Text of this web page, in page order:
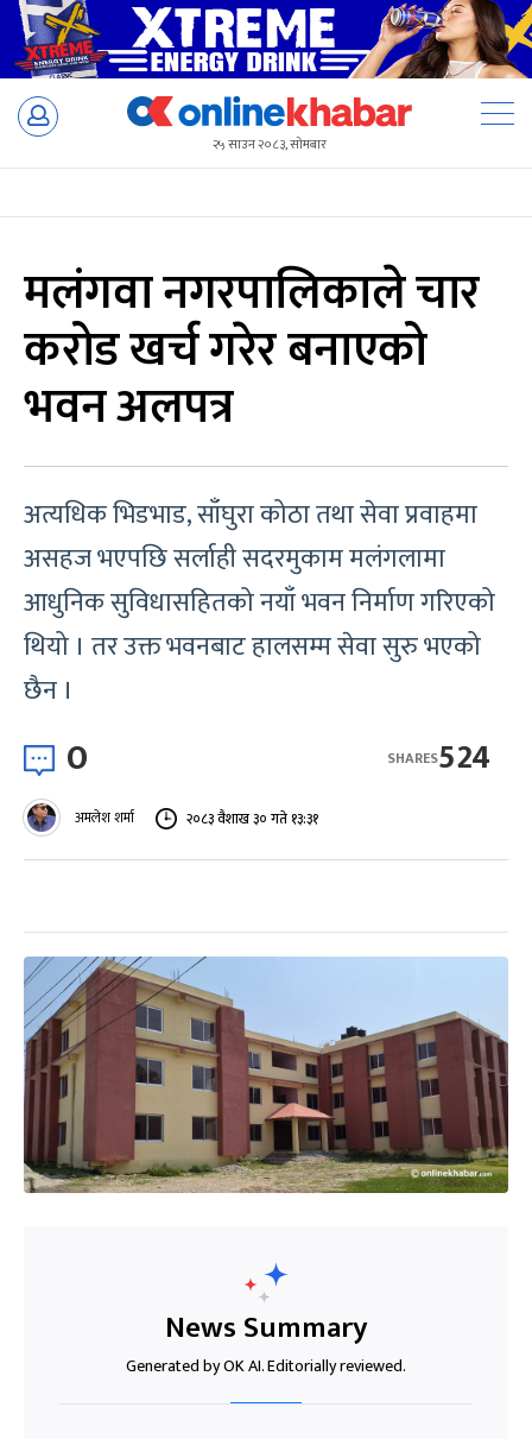
Skip
२५ साउन २०८३, सोमबार
मलंगवा नगरपालिकाले चार
करोड खर्च गरेर बनाएको
भवन अलपत्र
अत्यधिक भिडभाड, साँघुरा कोठा तथा सेवा प्रवाहमा
असहज भएपछि सर्लाही सदरमुकाम मलंगलामा
आधुनिक सुविधासहितको नयाँ भवन निर्माण गरिएको
थियो । तर उक्त भवनबाट हालसम्म सेवा सुरु भएको
छैन ।
0 524
SHARES
अमलेश शर्मा २०८३ वैशाख ३० गते १३:३१
News Summary
Generated by OK AI. Editorially reviewed.